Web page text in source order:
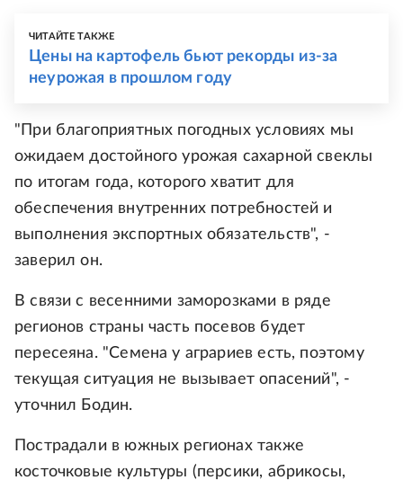
ЧИТАЙТЕ ТАКЖЕ
Цены на картофель бьют рекорды из-за
неурожая в прошлом году
"При благоприятных погодных условиях мы
ожидаем достойного урожая сахарной свеклы
по итогам года, которого хватит для
обеспечения внутренних потребностей и
выполнения экспортных обязательств", -
заверил он.
В связи с весенними заморозками в ряде
регионов страны часть посевов будет
пересеяна. "Семена у аграриев есть, поэтому
текущая ситуация не вызывает опасений", -
уточнил Бодин.
Пострадали в южных регионах также
косточковые культуры (персики, абрикосы,